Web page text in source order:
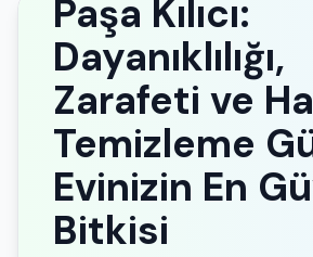
Paşa Kılıcı:
Dayanıklılığı,
Zarafeti ve
Temizleme
Evinizin En
Bitkisi